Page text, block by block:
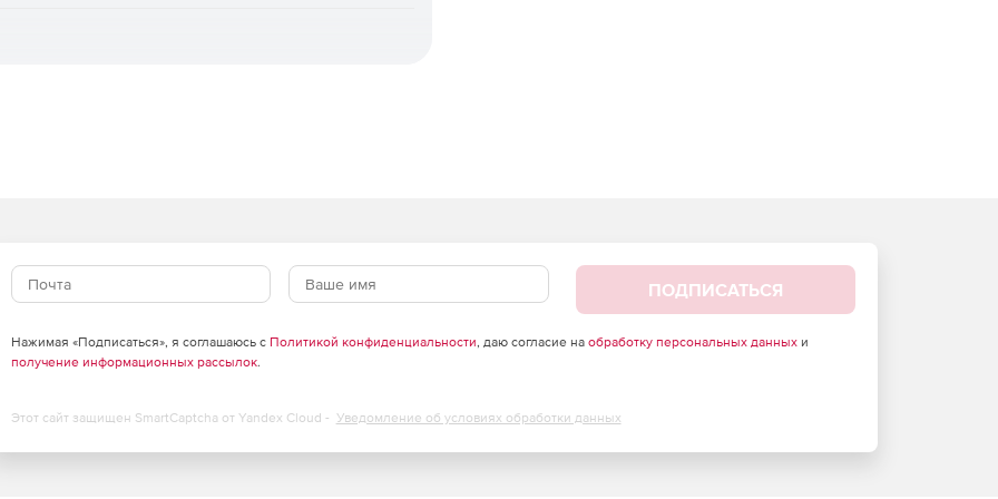
ПО).
лицензии до 5 рабочих
физическом носителе до 15
по доступной цене.
ПОДПИСАТЬСЯ
Нажимая «Подписаться», я соглашаюсь с Политикой конфиденциальности, даю согласие на обработку персональных данныхи
получение информационных рассылок.
Этот сайт защищен SmartCaptcha от Yandex Cloud - Уведомление об условиях обработки данных